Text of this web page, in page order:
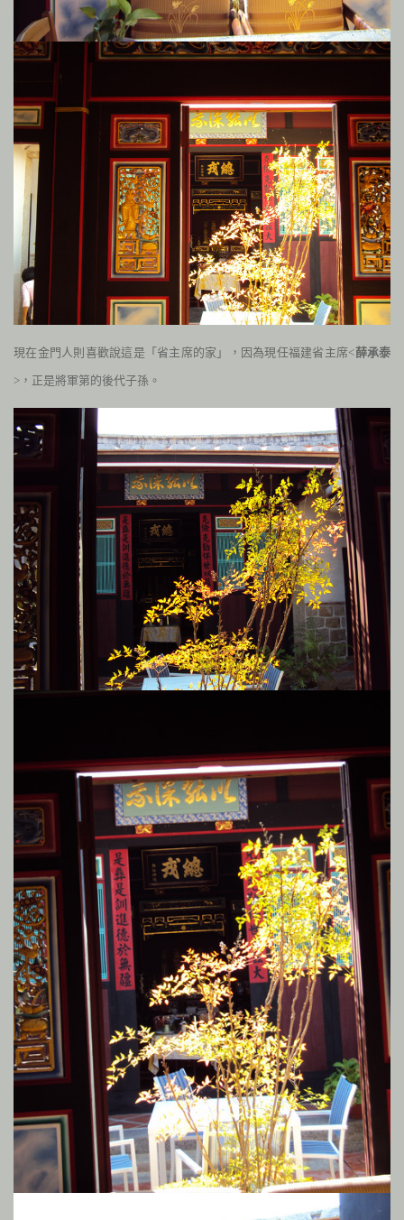
現在金門人則喜歡說這是「省主席的家 」，因為現任福建省主席<薛承泰
>，正是將軍第的後代子孫。